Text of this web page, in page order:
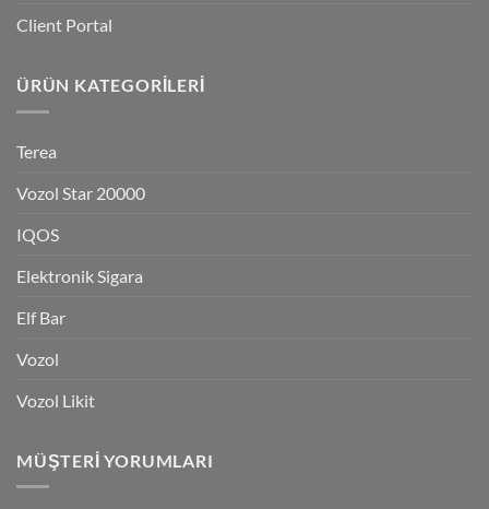
Client Portal
ÜRÜN KATEGORILERI
Terea
Vozol Star 20000
IQOS
Elektronik Sigara
Elf Bar
Vozol
Vozol Likit
MÜŞTERI YORUMLARI